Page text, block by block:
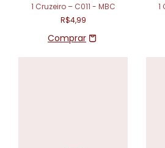
1 Cruzeiro – C011 - MBC
R$4,99
1